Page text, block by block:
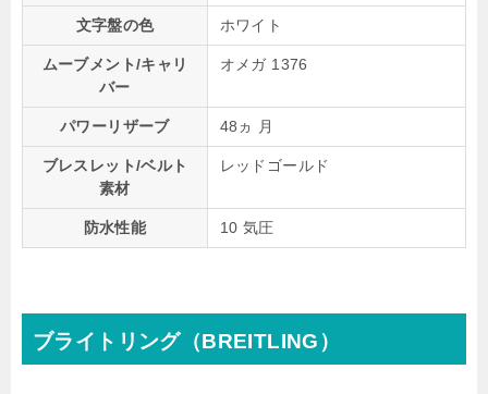
文字盤の色 ホワイト
ムーブメント/キャリ
バー
オメガ 1376
パワーリザーブ 48ヵ 月
ブレスレット/ベルト
素材
レッドゴールド
防水性能 10 気圧
ブライトリング（BREITLING）